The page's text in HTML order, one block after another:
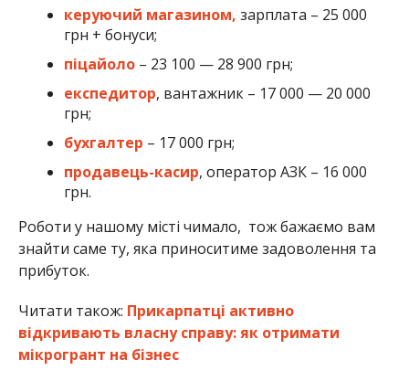
керуючий магазином, зарплата – 25 000
грн + бонуси;
піцайоло– 23 100 — 28 900 грн;
експедитор, вантажник – 17 000 — 20 000
грн;
бухгалтер – 17 000 грн;
продавець-касир, оператор АЗК – 16 000
грн.
Роботи у нашому місті чимало, тож бажаємо вам
знайти саме ту, яка приноситиме задоволення та
прибуток.
Читати також: Прикарпатці активно
відкривають власну справу: як отримати
мікрогрант на бізнес